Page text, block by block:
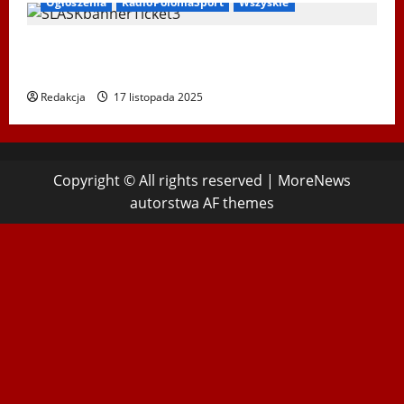
Redakcja 17 listopada 2025
Copyright © All rights reserved | MoreNews
autorstwa AF themes